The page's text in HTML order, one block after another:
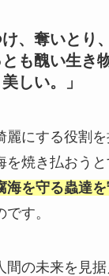
け、奪いとり
も醜い生き
しい。」
麗にする役割
を焼き払おう
海を守る蟲達
です。
間の未来を見